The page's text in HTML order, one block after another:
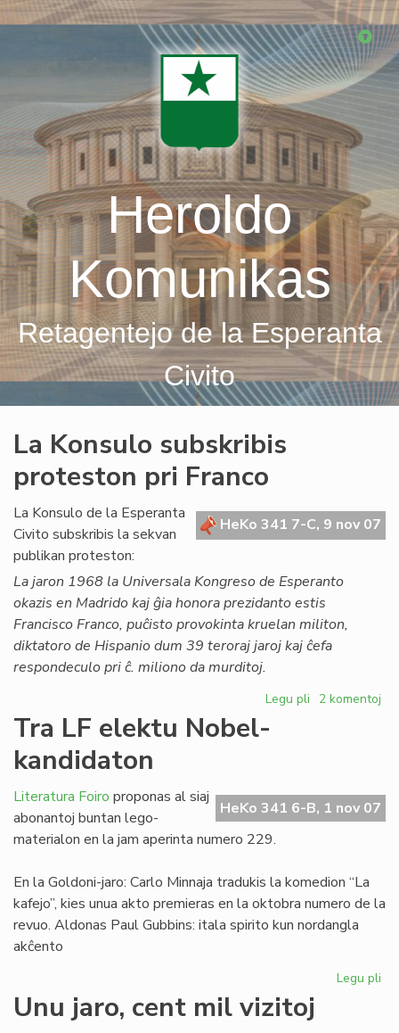
Skip
Heroldo
Komunikas
Retagentejo de la Esperanta
Civito
La Konsulo subskribis
proteston pri Franco
HeKo 341 7-C, 9 nov 07
La Konsulo de la Esperanta
Civito subskribis la sekvan
publikan proteston:
La jaron 1968 la Universala Kongreso de Esperanto
okazis en Madrido kaj ĝia honora prezidanto estis
Francisco Franco, puĉisto provokinta kruelan militon,
diktatoro de Hispanio dum 39 teroraj jaroj kaj ĉefa
respondeculo pri ĉ. miliono da murditoj.
Legu pli pri
pri
Franco
2 komentoj
Tra LF elektu Nobel-
kandidaton
HeKo 341 6-B, 1 nov 07
Literatura Foiro proponas al siaj
abonantoj buntan lego-
materialon en la jam aperinta numero 229.
En la Goldoni-jaro: Carlo Minnaja tradukis la komedion “La
kafejo”, kies unua akto premieras en la oktobra numero de la
revuo. Aldonas Paul Gubbins: itala spirito kun nordangla
akĉento
Legu pli
Unu jaro, cent mil vizitoj